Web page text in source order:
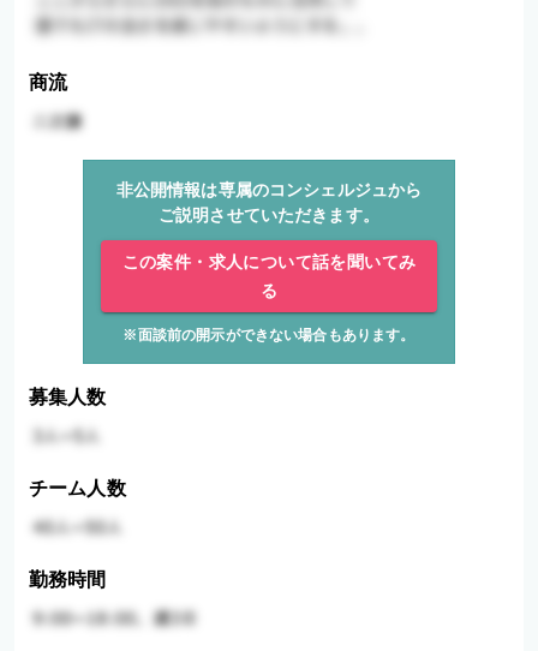
商流
非公開情報は専属のコンシェルジュから
ご説明させていただきます。
この案件・求人について話を聞いてみ
る
※面談前の開示ができない場合もあります。
募集人数
チーム人数
勤務時間